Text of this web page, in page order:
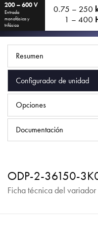
200 – 600 V
Entrada
monofásica y
trifásica
0.75 – 250
1 – 400
Resumen
Configurador de unidad
Opciones
Documentación
ODP-2-36150-
Ficha técnica del